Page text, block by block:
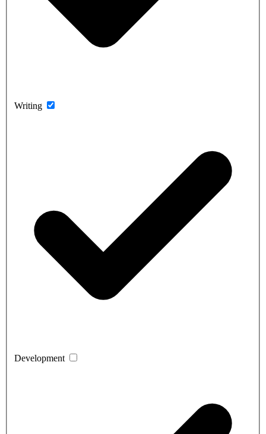
Writing
Development